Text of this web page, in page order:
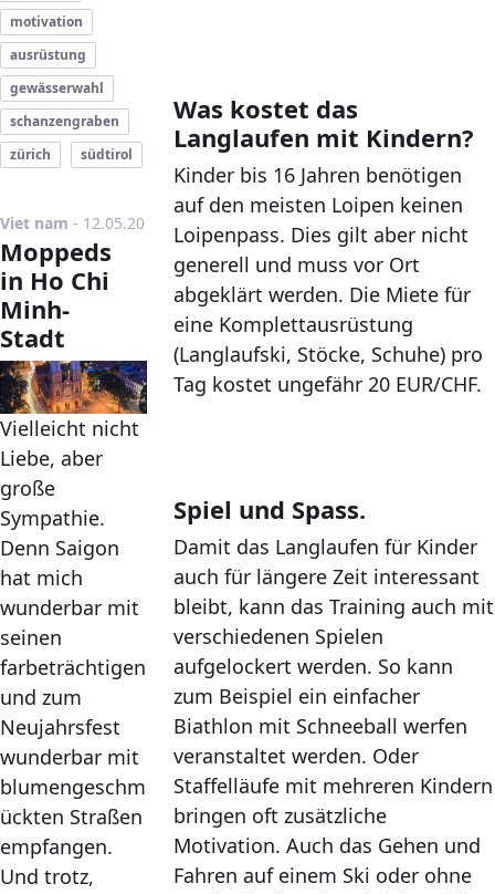
motivation
ausrüstung
gewässerwahl
schanzengraben
zürich
südtirol
Viet nam - Publikationsdatum
12.05.20
Moppeds
in Ho Chi
Minh-
Stadt
Vielleicht nicht
Liebe, aber
große
Sympathie.
Denn Saigon
hat mich
wunderbar mit
seinen
farbeträchtigen
und zum
Neujahrsfest
wunderbar mit
blumengeschm
ückten Straßen
empfangen.
Und trotz,
Was kostet das
Langlaufen mit Kindern?
Kinder bis 16 Jahren benötigen
auf den meisten Loipen keinen
Loipenpass. Dies gilt aber nicht
generell und muss vor Ort
abgeklärt werden. Die Miete für
eine Komplettausrüstung
(Langlaufski, Stöcke, Schuhe) pro
Tag kostet ungefähr 20 EUR/CHF.
Spiel und Spass.
Damit das Langlaufen für Kinder
auch für längere Zeit interessant
bleibt, kann das Training auch mit
verschiedenen Spielen
aufgelockert werden. So kann
zum Beispiel ein einfacher
Biathlon mit Schneeball werfen
veranstaltet werden. Oder
Staffelläufe mit mehreren Kindern
bringen oft zusätzliche
Motivation. Auch das Gehen und
Fahren auf einem Ski oder ohne